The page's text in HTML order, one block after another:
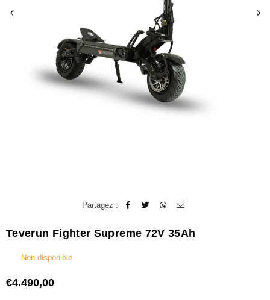
Partagez :
Teverun Fighter Supreme 72V 35Ah
Non disponible
Prix
€4.490,00